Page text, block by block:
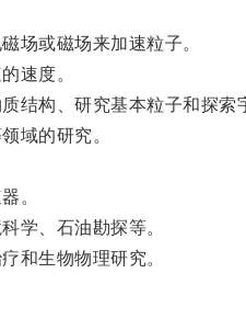
或磁场来加速粒子。
速度。
构、研究基本粒子和探索
域的研究。
。
学、石油勘探等。
和生物物理研究。